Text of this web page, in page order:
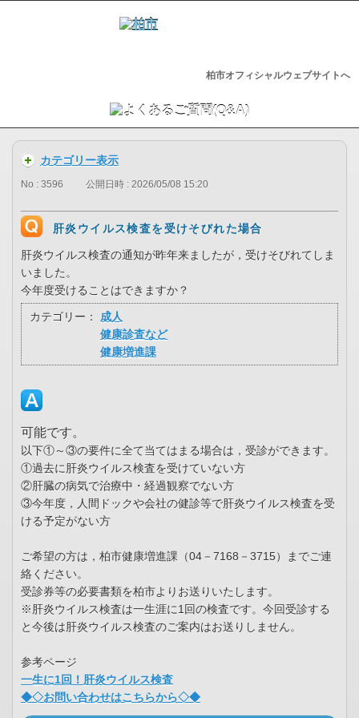
柏市オフィシャルウェブサイトへ
カテゴリー表示
No : 3596 公開日時 : 2026/05/08 15:20
肝炎ウイルス検査を受けそびれた場合
肝炎ウイルス検査の通知が昨年来ましたが，受けそびれてしま
いました。
今年度受けることはできますか？
カテゴリー：
成人
健康診査など
健康増進課
可能です。
以下①～③の要件に全て当てはまる場合は，受診ができます。
①過去に肝炎ウイルス検査を受けていない方
②肝臓の病気で治療中・経過観察でない方
③今年度，人間ドックや会社の健診等で肝炎ウイルス検査を受
ける予定がない方
ご希望の方は，柏市健康増進課（04－7168－3715）までご連
絡ください。
受診券等の必要書類を柏市よりお送りいたします。
※肝炎ウイルス検査は一生涯に1回の検査です。今回受診する
と今後は肝炎ウイルス検査のご案内はお送りしません。
参考ページ
一生に1回！肝炎ウイルス検査
◆◇お問い合わせはこちらから◇◆